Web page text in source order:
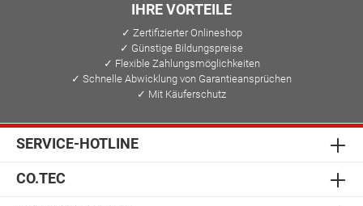
IHRE VORTEILE
✓ Zertifizierter Onlineshop
✓ Günstige Bildungspreise
✓ Flexible Zahlungsmöglichkeiten
✓ Schnelle Abwicklung von Garantieansprüchen
✓ Mit Käuferschutz
SERVICE-HOTLINE
CO.TEC